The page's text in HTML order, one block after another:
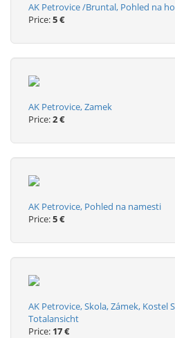
AK Petrovice /Bruntal, Pohled na
Price:5 €
AK Petrovice, Zamek
Price:2 €
AK Petrovice, Pohled na namesti
Price:5 €
AK Petrovice, Skola, Zámek, Kostel
Totalansicht
Price: 17 €